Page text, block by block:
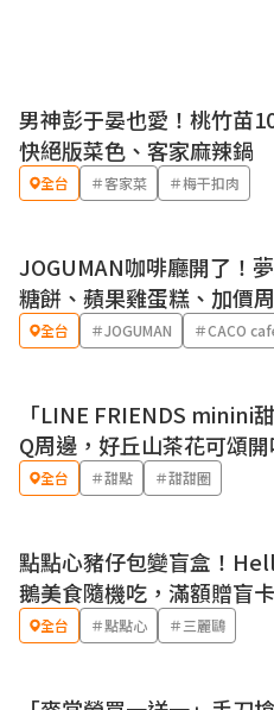
男神彭于晏也愛！桃竹苗
快絕版菜色、客家麻辣鍋
全台 ＃客家菜 ＃梅干扣肉
JOGUMAN咖啡廳開了！
糖餅、蘋果雞蛋糕、加價
全台 ＃JOGUMAN ＃CACO
優惠
「LINE FRIENDS minini
Q周邊，好丘山茶花可頌
全台 ＃甜點 ＃甜甜圈
點點心豬仔包變盲盒！
鵝美食隨機吃，滿額贈盲
全台 ＃點點心 ＃三麗鷗